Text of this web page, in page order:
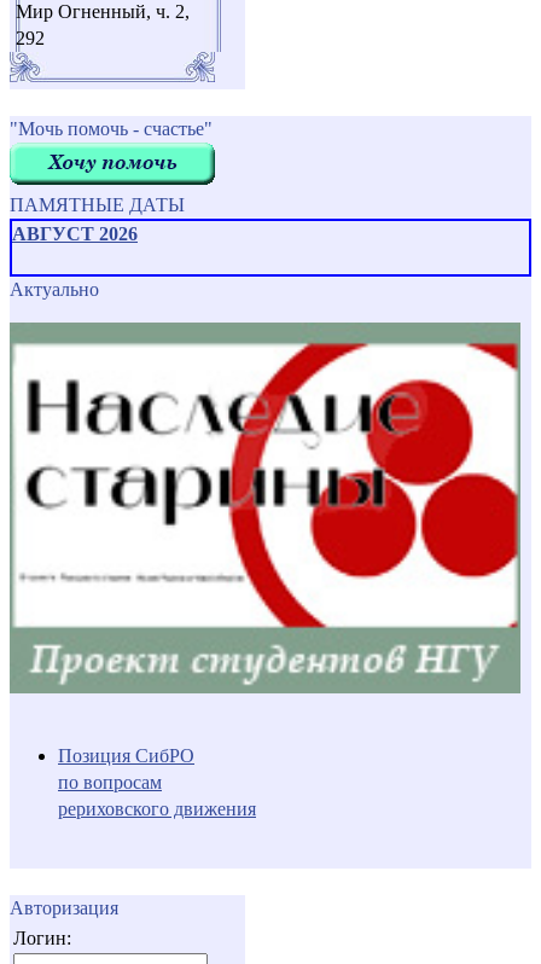
Мир Огненный, ч. 2,
292
"Мочь помочь - счастье"
ПАМЯТНЫЕ ДАТЫ
АВГУСТ 2026
Актуально
Позиция СибРО
по вопросам
рериховского движения
Авторизация
Логин: